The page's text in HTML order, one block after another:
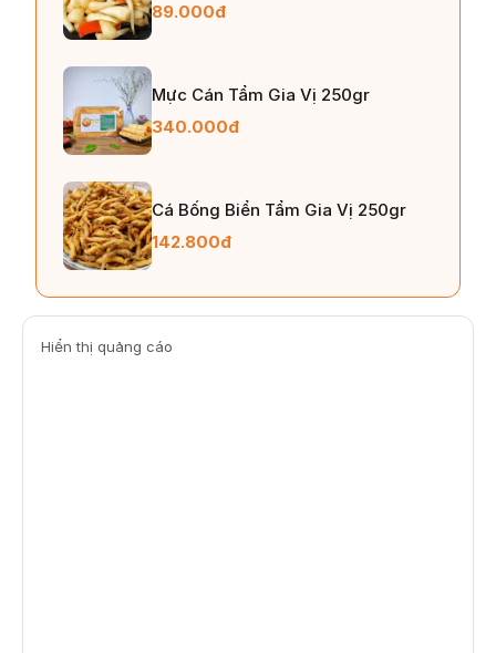
89.000đ
Mực Cán Tẩm Gia Vị 250gr
340.000đ
Cá Bống Biển Tẩm Gia Vị 250gr
142.800đ
Hiển thị quảng cáo